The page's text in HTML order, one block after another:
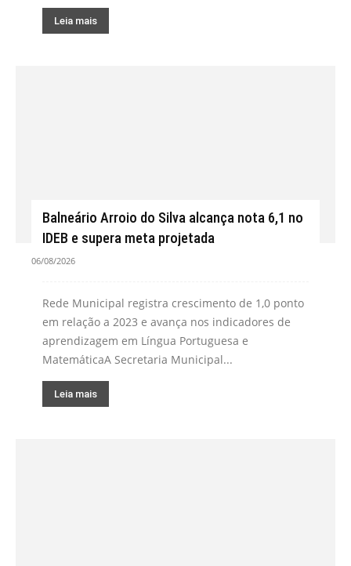
Leia mais
Balneário Arroio do Silva alcança nota 6,1 no
IDEB e supera meta projetada
06/08/2026
Rede Municipal registra crescimento de 1,0 ponto
em relação a 2023 e avança nos indicadores de
aprendizagem em Língua Portuguesa e
MatemáticaA Secretaria Municipal...
Leia mais